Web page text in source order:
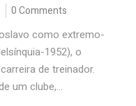
0 Comments
como extremo-
1952), o
de treinador.
um clube,...